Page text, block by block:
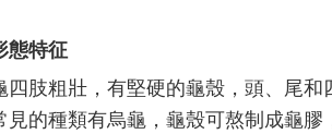
態特征
四肢粗壯，有堅硬的龜殼，頭、尾和
見的種類有烏龜，龜殼可熬制成龜